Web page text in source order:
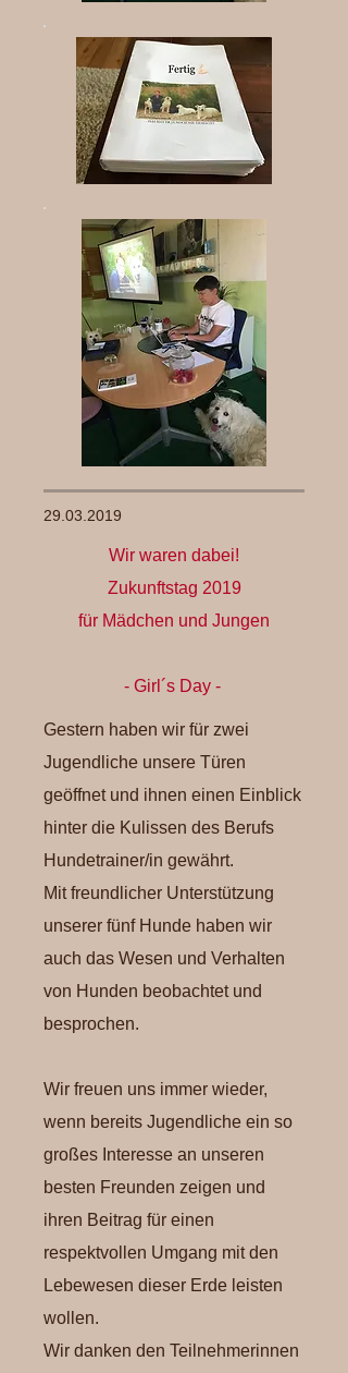
29.03.2019
Wir waren dabei!
Zukunftstag 2019
für Mädchen und Jungen
- Girl´s Day -
Gestern haben wir für zwei
Jugendliche unsere Türen
geöffnet und ihnen einen Einblick
hinter die Kulissen des Berufs
Hundetrainer/in gewährt.
Mit freundlicher Unterstützung
unserer fünf Hunde haben wir
auch das Wesen und Verhalten
von Hunden beobachtet und
besprochen.
Wir freuen uns immer wieder,
wenn bereits Jugendliche ein so
großes Interesse an unseren
besten Freunden zeigen und
ihren Beitrag für einen
respektvollen Umgang mit den
Lebewesen dieser Erde leisten
wollen.
Wir danken den Teilnehmerinnen